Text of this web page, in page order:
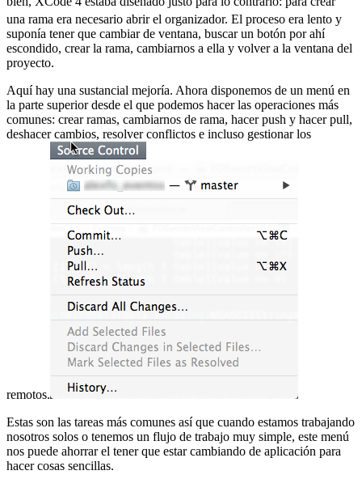
una rama era necesario abrir el organizador. El proceso era lento y
suponía tener que cambiar de ventana, buscar un botón por ahí
escondido, crear la rama, cambiarnos a ella y volver a la ventana del
proyecto.
Aquí hay una sustancial mejoría. Ahora disponemos de un menú en
la parte superior desde el que podemos hacer las operaciones más
comunes: crear ramas, cambiarnos de rama, hacer push y hacer pull,
deshacer cambios, resolver conflictos e incluso gestionar los
remotos.
Estas son las tareas más comunes así que cuando estamos trabajando
nosotros solos o tenemos un flujo de trabajo muy simple, este menú
nos puede ahorrar el tener que estar cambiando de aplicación para
hacer cosas sencillas.